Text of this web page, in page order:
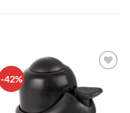
-42%
στην λίστα
επιθυμιών